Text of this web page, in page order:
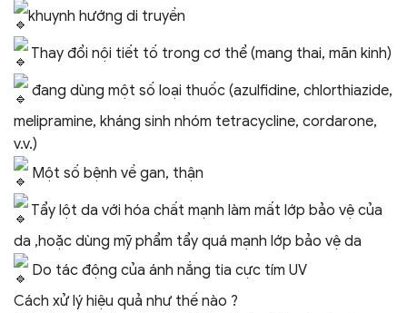
khuynh hướng di truyền
Thay đổi nội tiết tố trong cơ thể (mang thai, mãn kinh)
đang dùng một số loại thuốc (azulfidine, chlorthiazide,
melipramine, kháng sinh nhóm tetracycline, cordarone,
v.v.)
Một số bệnh về gan, thận
Tẩy lột da với hóa chất mạnh làm mất lớp bảo vệ của
da ,hoặc dùng mỹ phẩm tẩy quá mạnh lớp bảo vệ da
Do tác động của ánh nắng tia cực tím UV
Cách xử lý hiệu quả như thế nào ?